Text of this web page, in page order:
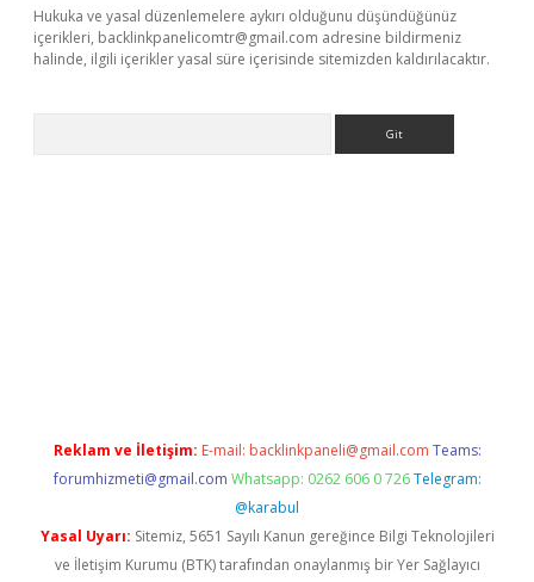
Hukuka ve yasal düzenlemelere aykırı olduğunu düşündüğünüz
içerikleri, backlinkpanelicomtr@gmail.com adresine bildirmeniz
halinde, ilgili içerikler yasal süre içerisinde sitemizden kaldırılacaktır.
Reklam ve İletişim: E-mail: backlinkpaneli@gmail.com Teams:
forumhizmeti@gmail.com Whatsapp: 0262 606 0 726 Telegram:
@karabul
Yasal Uyarı: Sitemiz, 5651 Sayılı Kanun gereğince Bilgi Teknolojileri
ve İletişim Kurumu (BTK) tarafından onaylanmış bir Yer Sağlayıcı